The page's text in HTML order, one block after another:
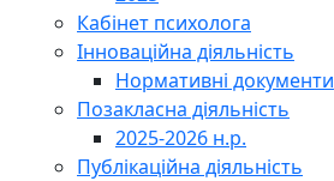
Кабінет психолога
Інноваційна діяльність
Нормативні документи
Позакласна діяльність
2025-2026 н.р.
Публікаційна діяльність